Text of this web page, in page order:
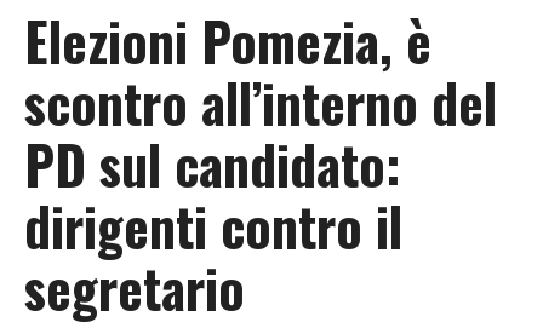
Elezioni Pomezia, è
scontro all’interno del
PD sul candidato:
dirigenti contro il
segretario